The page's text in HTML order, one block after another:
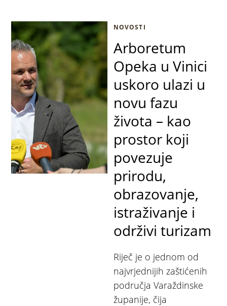
NOVOSTI
Arboretum
Opeka u Vinici
uskoro ulazi u
novu fazu
života – kao
prostor koji
povezuje
prirodu,
obrazovanje,
istraživanje i
održivi turizam
Riječ je o jednom od
najvrjednijih zaštićenih
područja Varaždinske
županije, čija